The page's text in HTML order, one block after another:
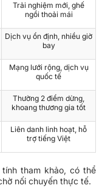
Trải nghiệm mới, ghế
ngồi thoải mái
Dịch vụ ổn định, nhiều giờ
bay
Mạng lưới rộng, dịch vụ
quốc tế
Thường 2 điểm dừng,
khoang thương gia tốt
Liên danh linh hoạt, hỗ
trợ tiếng Việt
tham khảo, có thể
nối chuyến thực tế.